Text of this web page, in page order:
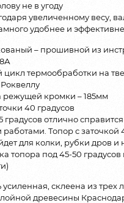
не в угоду
увеличенному весу,
удобнее и
– прошивной из
термообработки на
режущей кромки – 185мм
40 градусов
градусов отлично
Топор с заточкой
для колки, рубки дров и
топора под 45-50
усиленная, склеена из трех
древесины